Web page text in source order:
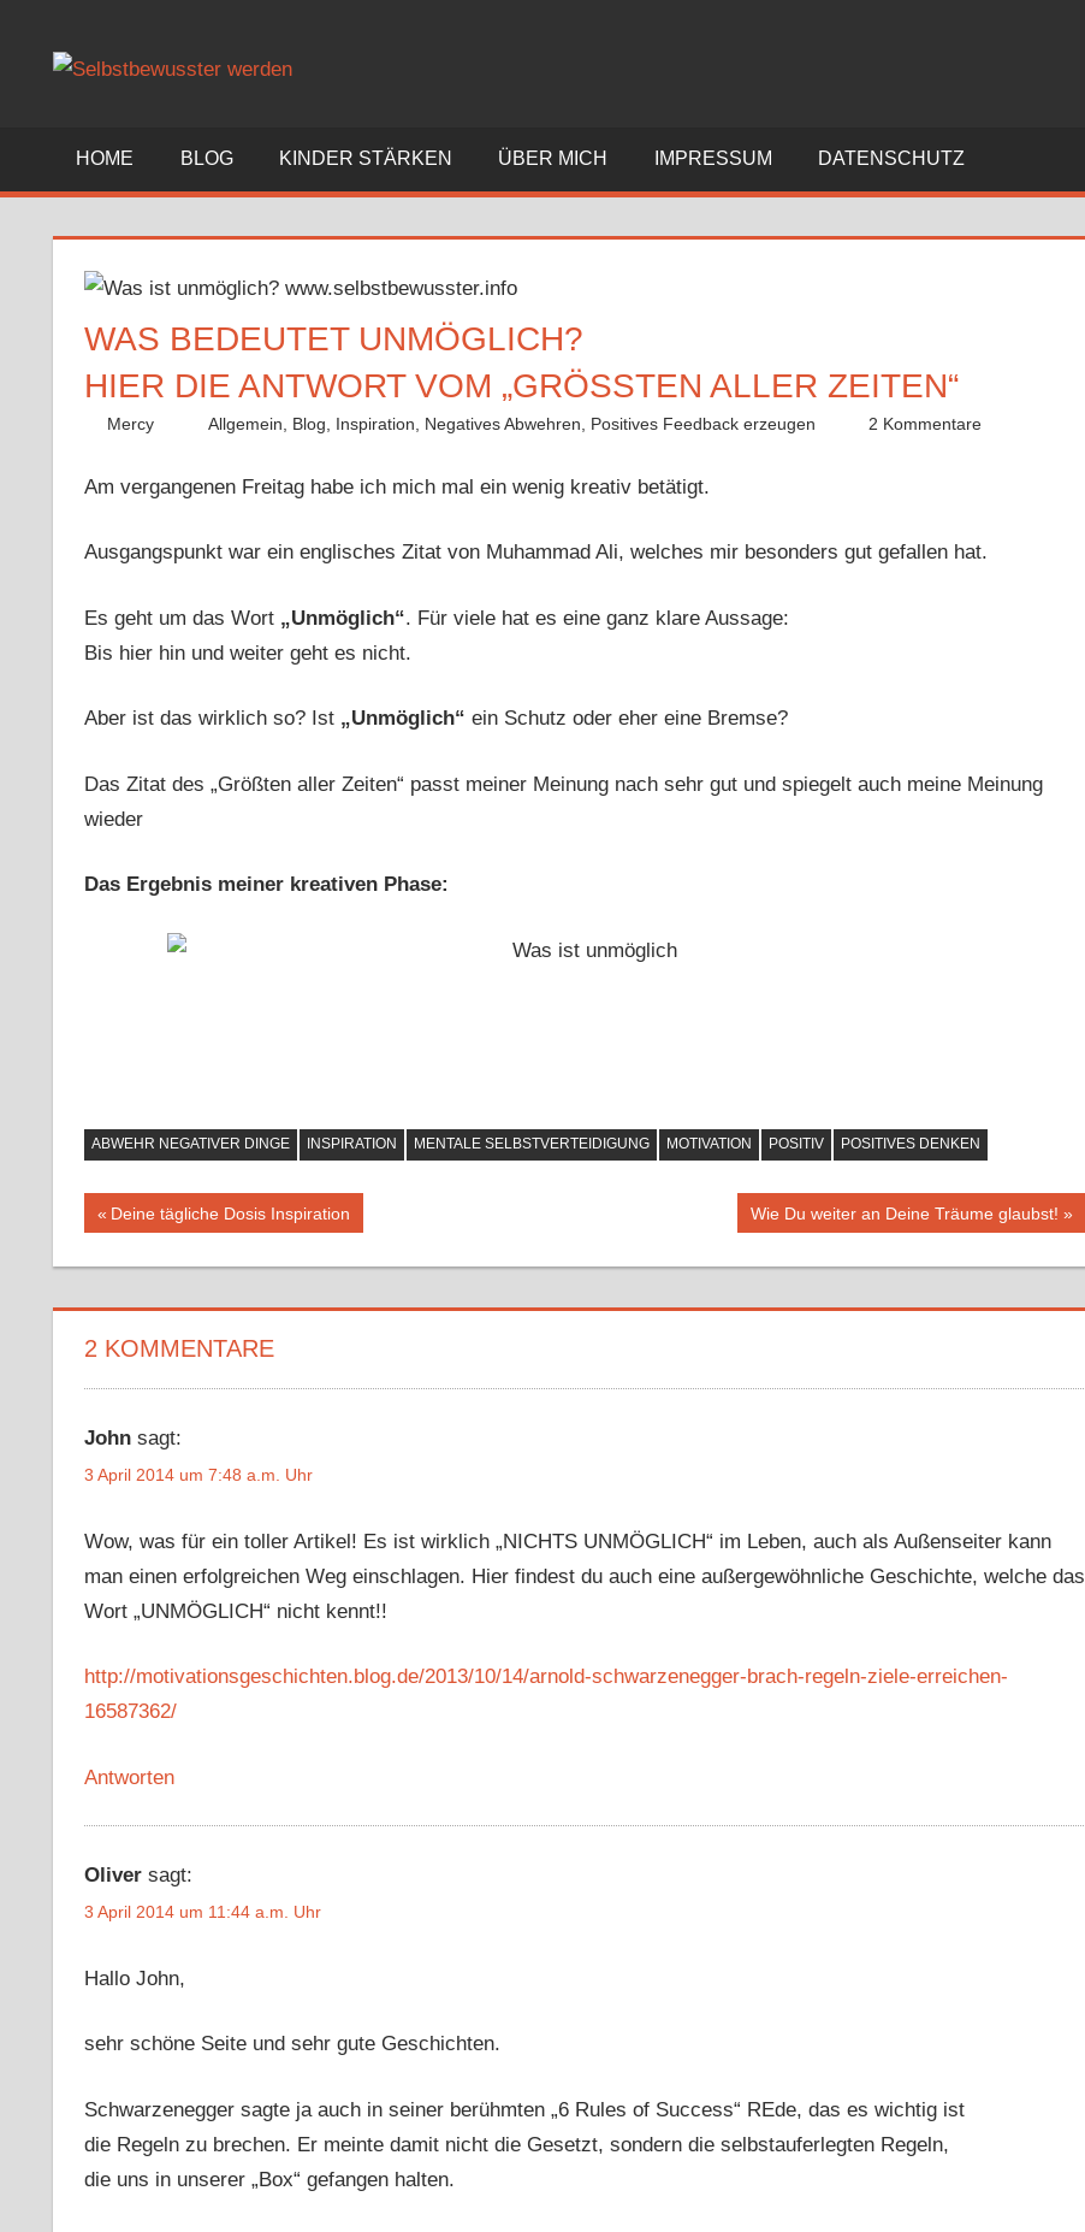
HOME BLOG KINDER STÄRKEN ÜBER MICH IMPRESSUM DATENSCHUTZ
WAS BEDEUTET UNMÖGLICH?
HIER DIE ANTWORT VOM „GRÖSSTEN ALLER ZEITEN“
11 August 2013
Mercy Allgemein Blog Inspiration Negatives Abwehren Positives Feedback erzeugen 2 Kommentare
Am vergangenen Freitag habe ich mich mal ein wenig kreativ betätigt.
Ausgangspunkt war ein englisches Zitat von Muhammad Ali, welches mir besonders gut gefallen hat.
Es geht um das Wort „Unmöglich“. Für viele hat es eine ganz klare Aussage:
Bis hier hin und weiter geht es nicht.
Aber ist das wirklich so? Ist „Unmöglich“ ein Schutz oder eher eine Bremse?
Das Zitat des „Größten aller Zeiten“ passt meiner Meinung nach sehr gut und spiegelt auch meine Meinung
wieder
Das Ergebnis meiner kreativen Phase:
ABWEHR NEGATIVER DINGE INSPIRATION MENTALE SELBSTVERTEIDIGUNG MOTIVATION POSITIV POSITIVES DENKEN
Beitragsnavigation
Vorheriger
Deine tägliche Dosis Inspiration
Nächster
Wie Du weiter an Deine Träume glaubst!
2 KOMMENTARE
John sagt:
3 April 2014 um 7:48 a.m. Uhr
Wow, was für ein toller Artikel! Es ist wirklich „NICHTS UNMÖGLICH“ im Leben, auch als Außenseiter kann
man einen erfolgreichen Weg einschlagen. Hier findest du auch eine außergewöhnliche Geschichte, welche das
Wort „UNMÖGLICH“ nicht kennt!!
http://motivationsgeschichten.blog.de/2013/10/14/arnold-schwarzenegger-brach-regeln-ziele-erreichen-
16587362/
Antworten
Oliver sagt:
3 April 2014 um 11:44 a.m. Uhr
Hallo John,
sehr schöne Seite und sehr gute Geschichten.
Schwarzenegger sagte ja auch in seiner berühmten „6 Rules of Success“ REde, das es wichtig ist
die Regeln zu brechen. Er meinte damit nicht die Gesetzt, sondern die selbstauferlegten Regeln,
die uns in unserer „Box“ gefangen halten.